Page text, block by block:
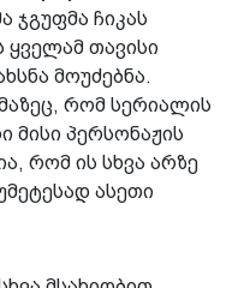
ჯგუფმა ჩიკას
ყველამ თავისი
მოუძებნა.
რომ სერიალის
მისი პერსონაჟის
რომ ის სხვა არზე
ასეთი